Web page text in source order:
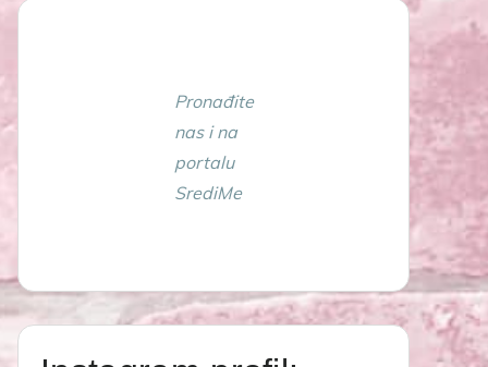
Pronađite
nas i na
portalu
SrediMe